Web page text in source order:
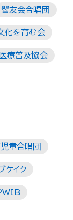
響友会合唱団
化を育む会
療普及協会
童合唱団
ケイク